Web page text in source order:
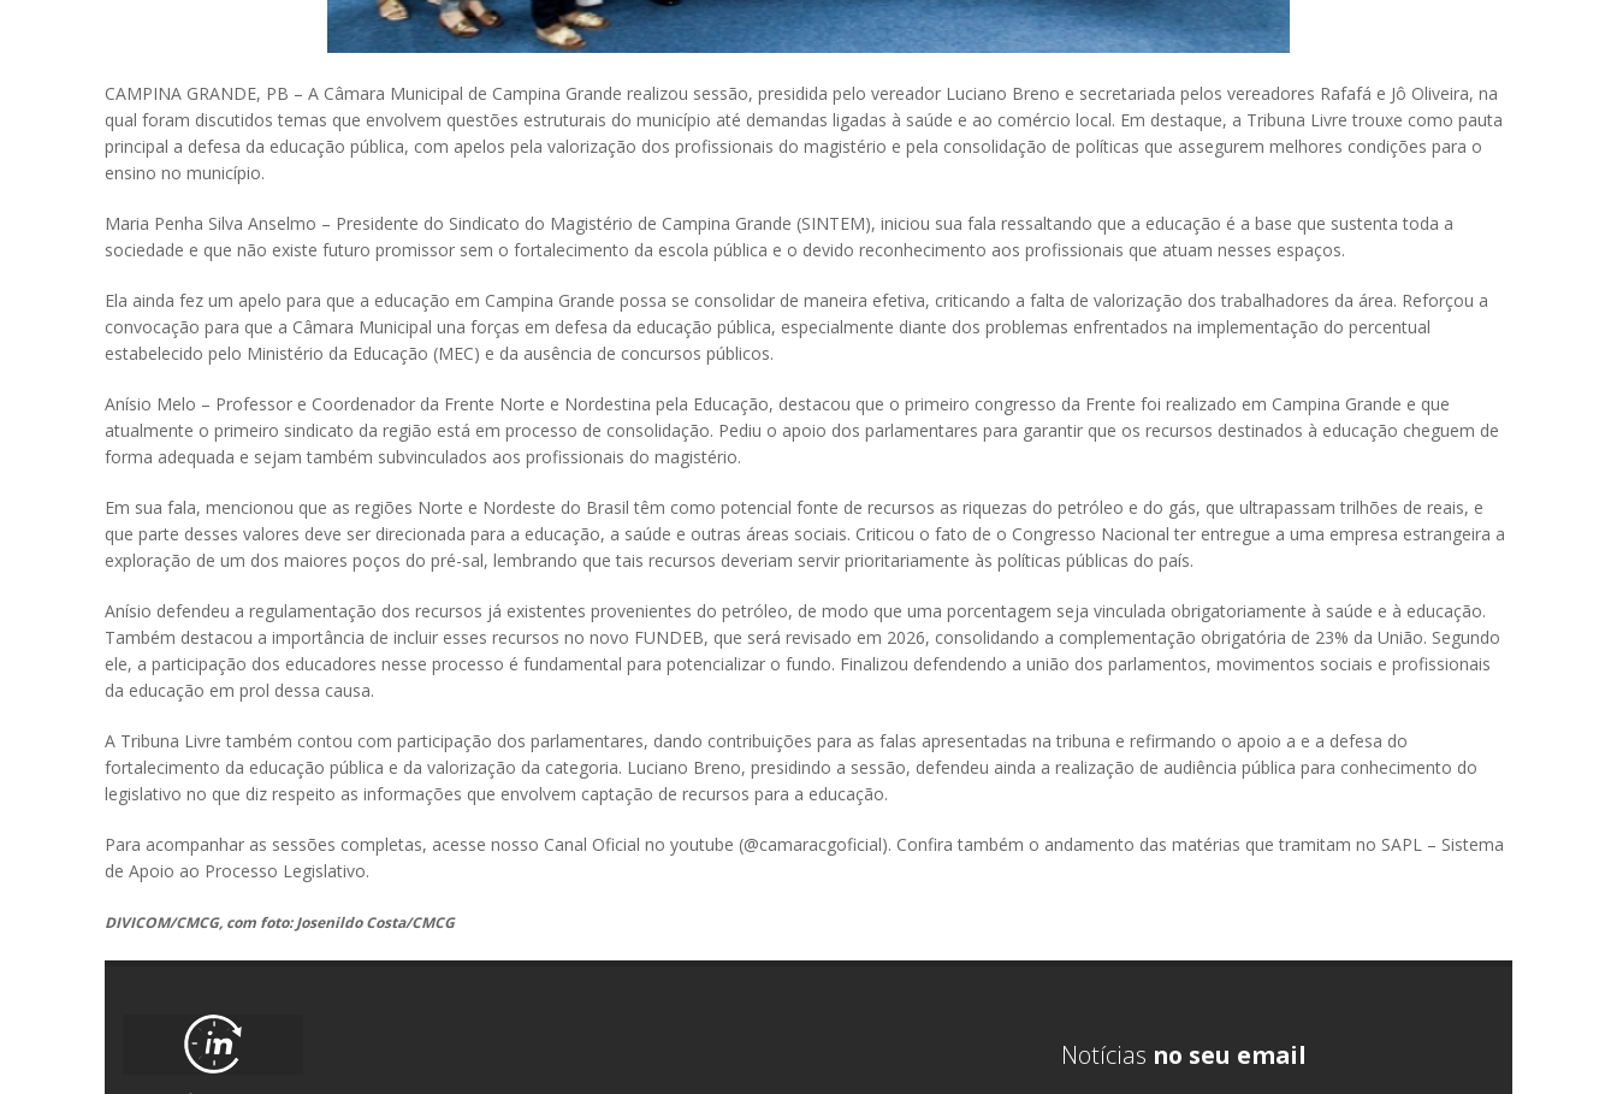
CAMPINA GRANDE, PB – A Câmara Municipal de Campina Grande realizou sessão, presidida pelo vereador Luciano Breno e secretariada pelos vereadores Rafafá e Jô Oliveira, na
qual foram discutidos temas que envolvem questões estruturais do município até demandas ligadas à saúde e ao comércio local. Em destaque, a Tribuna Livre trouxe como pauta
principal a defesa da educação pública, com apelos pela valorização dos profissionais do magistério e pela consolidação de políticas que assegurem melhores condições para o
ensino no município.
Maria Penha Silva Anselmo – Presidente do Sindicato do Magistério de Campina Grande (SINTEM), iniciou sua fala ressaltando que a educação é a base que sustenta toda a
sociedade e que não existe futuro promissor sem o fortalecimento da escola pública e o devido reconhecimento aos profissionais que atuam nesses espaços.
Ela ainda fez um apelo para que a educação em Campina Grande possa se consolidar de maneira efetiva, criticando a falta de valorização dos trabalhadores da área. Reforçou a
convocação para que a Câmara Municipal una forças em defesa da educação pública, especialmente diante dos problemas enfrentados na implementação do percentual
estabelecido pelo Ministério da Educação (MEC) e da ausência de concursos públicos.
Anísio Melo – Professor e Coordenador da Frente Norte e Nordestina pela Educação, destacou que o primeiro congresso da Frente foi realizado em Campina Grande e que
atualmente o primeiro sindicato da região está em processo de consolidação. Pediu o apoio dos parlamentares para garantir que os recursos destinados à educação cheguem de
forma adequada e sejam também subvinculados aos profissionais do magistério.
Em sua fala, mencionou que as regiões Norte e Nordeste do Brasil têm como potencial fonte de recursos as riquezas do petróleo e do gás, que ultrapassam trilhões de reais, e
que parte desses valores deve ser direcionada para a educação, a saúde e outras áreas sociais. Criticou o fato de o Congresso Nacional ter entregue a uma empresa estrangeira a
exploração de um dos maiores poços do pré-sal, lembrando que tais recursos deveriam servir prioritariamente às políticas públicas do país.
Anísio defendeu a regulamentação dos recursos já existentes provenientes do petróleo, de modo que uma porcentagem seja vinculada obrigatoriamente à saúde e à educação.
Também destacou a importância de incluir esses recursos no novo FUNDEB, que será revisado em 2026, consolidando a complementação obrigatória de 23% da União. Segundo
ele, a participação dos educadores nesse processo é fundamental para potencializar o fundo. Finalizou defendendo a união dos parlamentos, movimentos sociais e profissionais
da educação em prol dessa causa.
A Tribuna Livre também contou com participação dos parlamentares, dando contribuições para as falas apresentadas na tribuna e refirmando o apoio a e a defesa do
fortalecimento da educação pública e da valorização da categoria. Luciano Breno, presidindo a sessão, defendeu ainda a realização de audiência pública para conhecimento do
legislativo no que diz respeito as informações que envolvem captação de recursos para a educação.
Para acompanhar as sessões completas, acesse nosso Canal Oficial no youtube (@camaracgoficial). Confira também o andamento das matérias que tramitam no SAPL – Sistema
de Apoio ao Processo Legislativo.
DIVICOM/CMCG, com foto: Josenildo Costa/CMCG
Notícias no seu email